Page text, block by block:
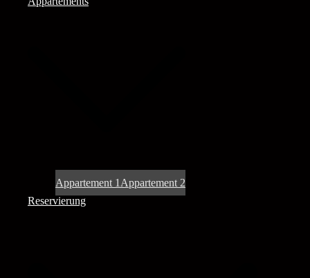
Appartement 1 Appartement 2
Reservierung